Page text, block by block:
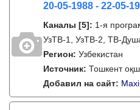
20-05-1988 - 22-05-
Каналы [5]: 1-я
УзТВ-1, УзТВ-2, ТВ-
Регион: Узбекистан
Источник: Тошкент
Добавил на сайт: